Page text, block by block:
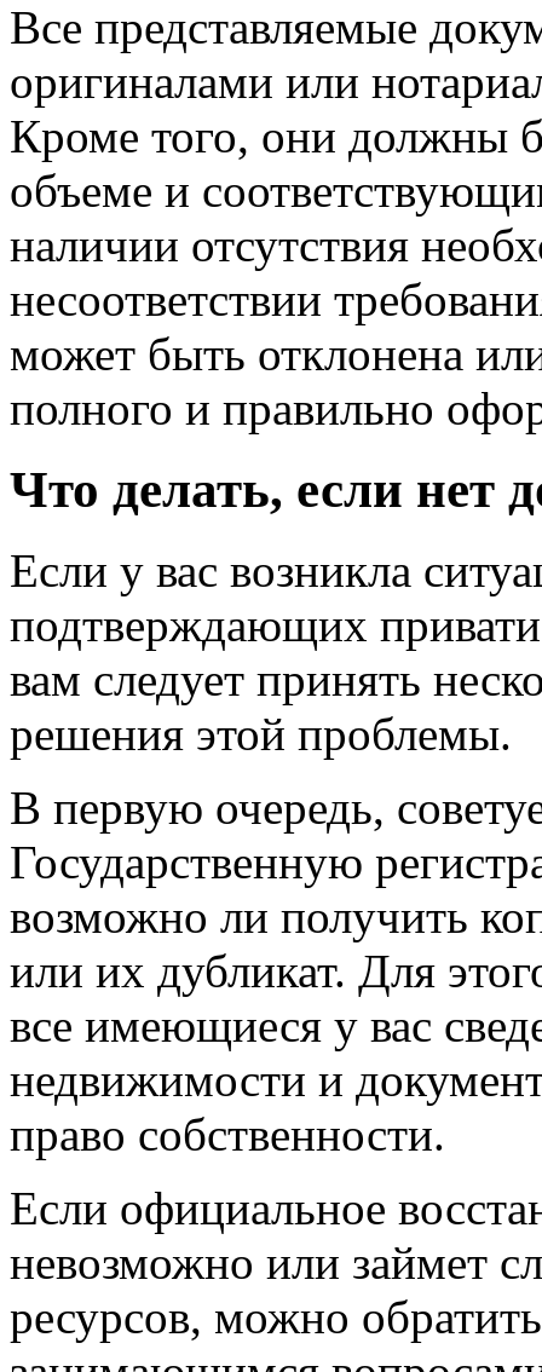
Все представляемые
оригиналами или
Кроме того, они должны
объеме и
наличии отсутствия
несоответствии
может быть отклонена
полного и правильно
Что делать, если нет
Если у вас возникла
подтверждающих
вам следует принять
решения этой проблемы.
В первую очередь,
Государственную
возможно ли получить
или их дубликат. Для
все имеющиеся у вас
недвижимости и
право собственности.
Если официальное
невозможно или займет
ресурсов, можно